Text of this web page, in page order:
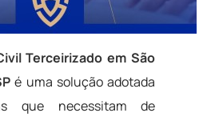
Terceirizado em São
é uma solução adotada
que necessitam de